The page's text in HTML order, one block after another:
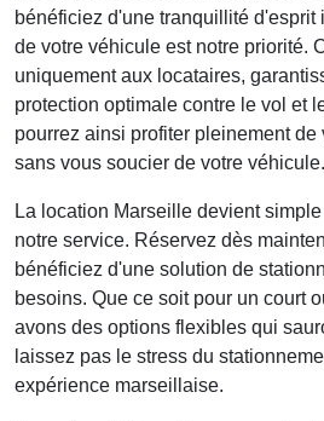
bénéficiez d'une tranquillité d'esprit
de votre véhicule est notre priorité.
uniquement aux locataires,
protection optimale contre le vol et
pourrez ainsi profiter pleinement
sans vous soucier de votre véhicule.
La location Marseille devient
notre service. Réservez dès
bénéficiez d'une solution de
besoins. Que ce soit pour un court
avons des options flexibles qui
laissez pas le stress du
expérience marseillaise.